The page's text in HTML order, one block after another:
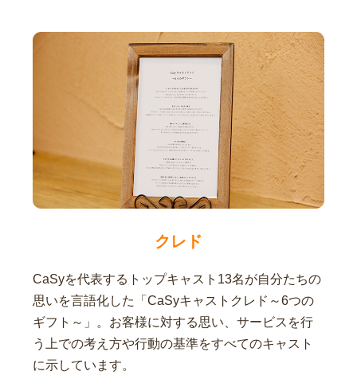
クレド
CaSyを代表するトップキャスト13名が自分たちの
思いを言語化した「CaSyキャストクレド～6つの
ギフト～」。お客様に対する思い、サービスを行
う上での考え方や行動の基準をすべてのキャスト
に示しています。